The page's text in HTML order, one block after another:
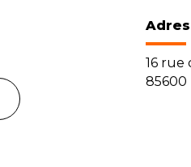
16 rue
85600